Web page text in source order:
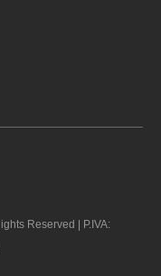
Reserved | P.IVA: